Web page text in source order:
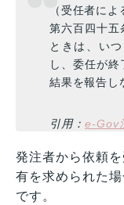
（受任者によ
第六百四十
ときは、い
し、委任が
結果を報告し
引用：e-Gov
発注者から依頼
有を求められた
です。